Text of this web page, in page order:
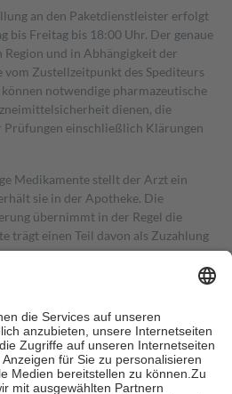
an den Paketdienstleister erfolgt
bis Freitag bis 18:00 Uhr. Der genaue
und in Abhängigkeit der
Zustellzeitpunkt des Spediteurs
notwendige pharmazeutische
dienen, die
einschließlich Klärungen
Medikamente stellt der Arzt ein
sie in der Apotheke. Die
übernimmt in der Regel die
trägt einen Teil davon als Zuzahlung
Zuzahlungen in Höhe von zehn
jedoch nie mehr als die tatsächlichen
auch für Online-Apotheken.
Krankenpflege beträgt die
sowie zehn Euro je